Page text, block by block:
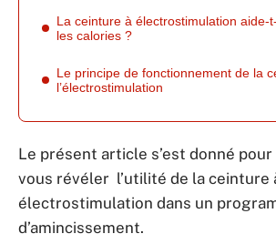
La ceinture à électrostimulation aide-
les calories ?
Le principe de fonctionnement de la
l’électrostimulation
Le présent article s’est donné pour
vous révéler l’utilité de la ceinture
électrostimulation dans un
d’amincissement.